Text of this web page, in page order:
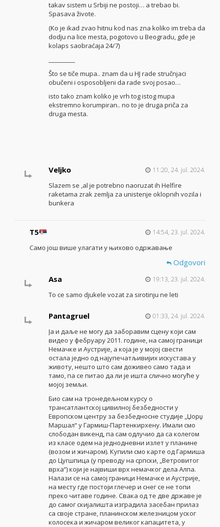
takav sistem u Srbiji ne postoji… a trebao bi.
Spasava živote.
(Ko je ikad zvao hitnu kod nas zna koliko im treba da
dodju na lice mesta, pogotovo u Beogradu, gde je
kolaps saobraćaja 24/7)
Što se tiče mupa.. znam da u HJ rade stručnjaci
obučeni i osposobljeni da rade svoj posao…
isto tako znam koliko je vrh tog istog mupa
ekstremno korumpiran.. no to je druga priča za
druga mesta.
Veljko 11:20, 24. jul. 2024.
Slazem se ,al je potrebno naoruzat ih Helfire
raketama zrak zemlja za unistenje oklopnih vozila i
bunkera
T5 14:54, 23. jul. 2024.
Само још више улагати у њихово одржавање
Odgovori
Asa
19:13, 23. jul. 2024.
To ce samo djukele vozat za sirotinju ne leti
Pantagruel 01:33, 24. jul. 2024.
Ја и даље не могу да заборавим сцену који сам
видео у фебруару 2011. године, на самој граници
Немачке и Аустрије, а која је у мојој свести
остала једно од најупечатљивијих искустава у
животу, нешто што сам доживео само тада и
тамо, па се питао да ли је ишта слично могуће у
мојој земљи.
Био сам на тронедељном курсу о
трансатлантској цивилној безбедности у
Европском центру за безбедносне студије „Џорџ
Маршал“ у Гармиш-Партенкирхену. Имали смо
слободан викенд, па сам одлучио да са колегом
из класе одем на једнодневни излет у планине
(возом и жичаром). Купили смо карте од Гармиша
до Цугшпица (у преводу на српски, „Ветровитог
врха“) који је највиши врх немачког дела Алпа.
Налази се на самој граници Немачке и Аустрије,
на месту где постоји глечер и снег се не топи
преко читаве године. Свака од те две државе је
до самог скијалишта изградила засебан прилаз
са своје стране, планинском железницом уског
колосека и жичаром великог капацитета, у